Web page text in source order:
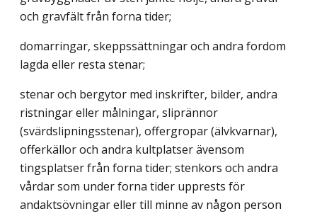
och gravfält från forna tider;
domarringar, skeppssättningar och andra fordom
lagda eller resta stenar;
stenar och bergytor med inskrifter, bilder, andra
ristningar eller målningar, sliprännor
(svärdslipningsstenar), offergropar (älvkvarnar),
offerkällor och andra kultplatser ävensom
tingsplatser från forna tider; stenkors och andra
vårdar som under forna tider upprests för
andaktsövningar eller till minne av någon person